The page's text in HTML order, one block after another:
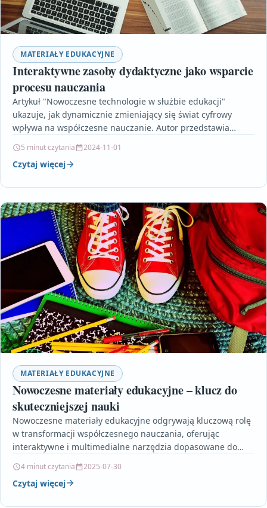
MATERIAŁY EDUKACYJNE
Interaktywne zasoby dydaktyczne jako wsparcie
procesu nauczania
Artykuł "Nowoczesne technologie w służbie edukacji"
ukazuje, jak dynamicznie zmieniający się świat cyfrowy
wpływa na współczesne nauczanie. Autor przedstawia
5 minut czytania 2024-11-01
Czytaj więcej
MATERIAŁY EDUKACYJNE
Nowoczesne materiały edukacyjne – klucz do
skuteczniejszej nauki
Nowoczesne materiały edukacyjne odgrywają kluczową rolę
w transformacji współczesnego nauczania, oferując
interaktywne i multimedialne narzędzia dopasowane do
technologii takich…
4 minut czytania 2025-07-30
Czytaj więcej